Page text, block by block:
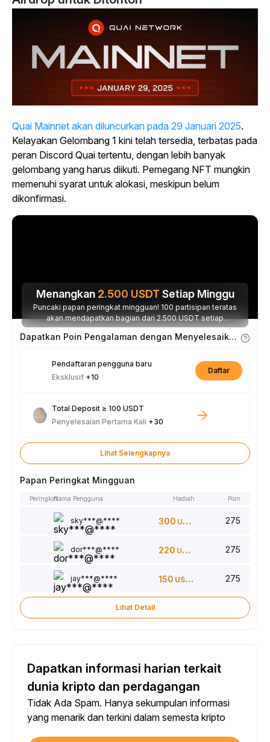
Quai Mainnet akan diluncurkan pada 29 Januari 2025.
Kelayakan Gelombang 1 kini telah tersedia, terbatas pada
peran Discord Quai tertentu, dengan lebih banyak
gelombang yang harus diikuti. Pemegang NFT mungkin
memenuhi syarat untuk alokasi, meskipun belum
dikonfirmasi.
Menangkan 2.500 USDT Setiap Minggu
Puncaki papan peringkat mingguan! 100 partisipan teratas
akan mendapatkan bagian dari 2.500 USDT setiap
minggunya.
Dapatkan Poin Pengalaman dengan Menyelesaikan Tugas
Pendaftaran pengguna baru
Eksklusif +10
Daftar
Total Deposit ≥ 100 USDT
Penyelesaian Pertama Kali +30
Lihat Selengkapnya
Papan Peringkat Mingguan
PeringkatNama Pengguna Hadiah Poin
sky***@**** 300 USDT 275
dor***@**** 220 USDT 275
jay***@**** 150 USDT 275
Lihat Detail
Dapatkan informasi harian terkait
dunia kripto dan perdagangan
Tidak Ada Spam. Hanya sekumpulan informasi
yang menarik dan terkini dalam semesta kripto